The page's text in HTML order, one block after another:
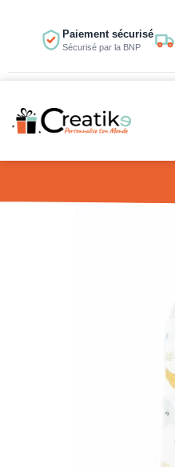
contenu
Paiement sécurisé
Sécurisé par la BNP